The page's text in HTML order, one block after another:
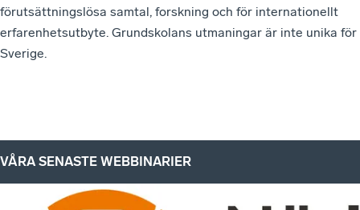
förutsättningslösa samtal, forskning och för internationellt
erfarenhetsutbyte. Grundskolans utmaningar är inte unika för
Sverige.
VÅRA SENASTE WEBBINARIER